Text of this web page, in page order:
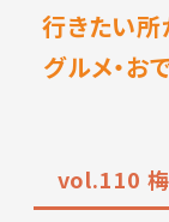
行きたい所
グルメ・お
vol.110 梅